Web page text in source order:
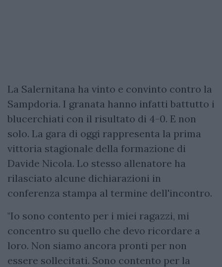
La Salernitana ha vinto e convinto contro la
Sampdoria. I granata hanno infatti battutto i
blucerchiati con il risultato di 4-0. E non
solo. La gara di oggi rappresenta la prima
vittoria stagionale della formazione di
Davide Nicola. Lo stesso allenatore ha
rilasciato alcune dichiarazioni in
conferenza stampa al termine dell'incontro.
"Io sono contento per i miei ragazzi, mi
concentro su quello che devo ricordare a
loro. Non siamo ancora pronti per non
essere sollecitati. Sono contento per la